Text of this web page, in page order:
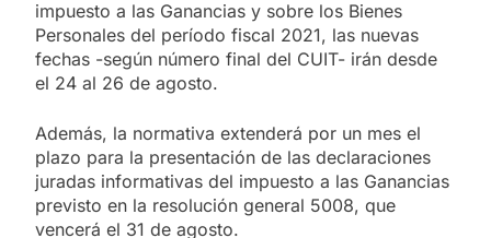
impuesto a las Ganancias y sobre los Bienes
Personales del período fiscal 2021, las nuevas
fechas -según número final del CUIT- irán desde
el 24 al 26 de agosto.
Además, la normativa extenderá por un mes el
plazo para la presentación de las declaraciones
juradas informativas del impuesto a las Ganancias
previsto en la resolución general 5008, que
vencerá el 31 de agosto.